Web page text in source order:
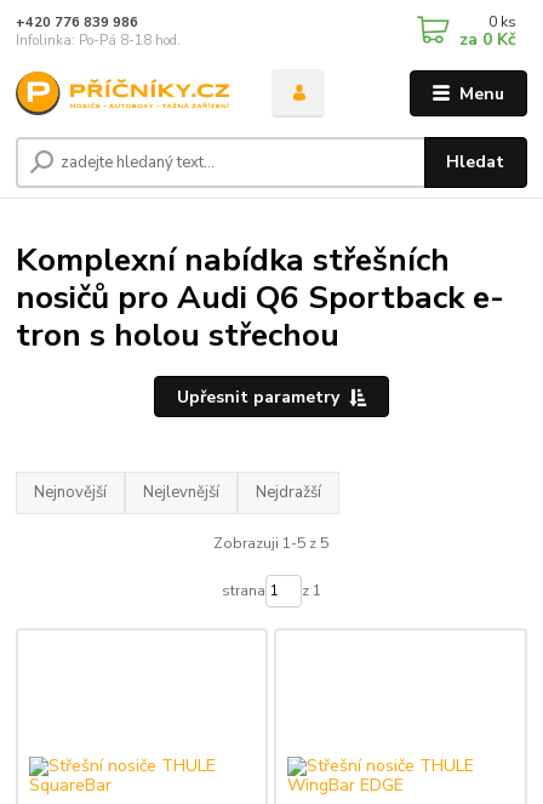
Menu
Hledat
+420 776 839 986
Infolinka: Po-Pá 8-18 hod.
0 ks
za 0 Kč
Komplexní nabídka střešních
nosičů pro Audi Q6 Sportback e-
tron s holou střechou
Upřesnit parametry
Nejnovější Nejlevnější Nejdražší
Zobrazuji 1-5 z 5
strana z 1